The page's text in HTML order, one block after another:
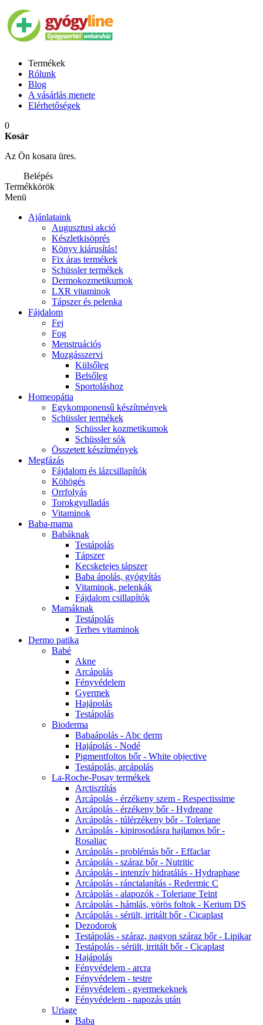
Termékek
Rólunk
Blog
A vásárlás menete
Elérhetőségek
0
Kosár
Az Ön kosara üres.
Belépés
Termékkörök
Menü
Ajánlataink
Augusztusi akció
Készletkisöprés
Könyv kiárusítás!
Fix áras termékek
Schüssler termékek
Dermokozmetikumok
LXR vitaminok
Tápszer és pelenka
Fájdalom
Fej
Fog
Menstruációs
Mozgásszervi
Külsőleg
Belsőleg
Sportoláshoz
Homeopátia
Egykomponensű készítmények
Schüssler termékek
Schüssler kozmetikumok
Schüssler sók
Összetett készítmények
Megfázás
Fájdalom és lázcsillapítók
Köhögés
Orrfolyás
Torokgyulladás
Vitaminok
Baba-mama
Babáknak
Testápolás
Tápszer
Kecsketejes tápszer
Baba ápolás, gyógyítás
Vitaminok, pelenkák
Fájdalom csillapítók
Mamáknak
Testápolás
Terhes vitaminok
Dermo patika
Babé
Akne
Arcápolás
Fényvédelem
Gyermek
Hajápolás
Testápolás
Bioderma
Babaápolás - Abc derm
Hajápolás - Nodé
Pigmentfoltos bőr - White objective
Testápolás, arcápolás
La-Roche-Posay termékek
Arctisztítás
Arcápolás - érzékeny szem - Respectissime
Arcápolás - érzékeny bőr - Hydreane
Arcápolás - túlérzékeny bőr - Toleriane
Arcápolás - kipirosodásra hajlamos bőr -
Rosaliac
Arcápolás - problémás bőr - Effaclar
Arcápolás - száraz bőr - Nutritic
Arcápolás - intenzív hidratálás - Hydraphase
Arcápolás - ránctalanítás - Redermic C
Arcápolás - alapozók - Toleriane Teint
Arcápolás - hámlás, vörös foltok - Kerium DS
Arcápolás - sérült, irritált bőr - Cicaplast
Dezodorok
Testápolás - száraz, nagyon száraz bőr - Lipikar
Testápolás - sérült, irritált bőr - Cicaplast
Hajápolás
Fényvédelem - arcra
Fényvédelem - testre
Fényvédelem - gyermekeknek
Fényvédelem - napozás után
Uriage
Baba